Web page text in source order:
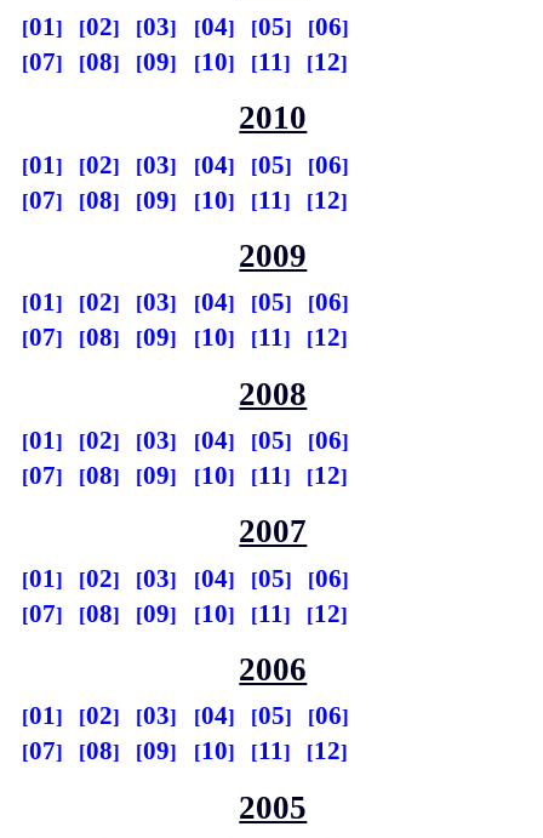
01 02 03 04 05
06
07
08 09 10 11 12
2010
01 02 03 04 05
06
07
08 09 10 11 12
2009
01 02 03 04 05
06
07
08 09 10 11 12
2008
01 02 03 04 05
06
07
08 09 10 11 12
2007
01 02 03 04 05
06
07
08 09 10 11 12
2006
01 02 03 04 05
06
07
08 09 10 11 12
2005